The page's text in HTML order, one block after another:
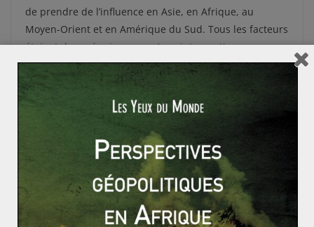
de prendre de l’influence en Asie, en Afrique, au
Moyen-Orient et en Amérique du Sud. Tous les facteurs
étaient donc réunis pour qu’une intervention russe en
Syrie reste limitée en terme de durée.
Si l’objectif de la sauvegarde du régime al-Assad est
atteint, la Russie semble porter beaucoup d’espoir dans
le cessez-le-feu actuel. On peut même parler de vrai
coup de poker, puisque si la guerre venait à reprendre
et sans le soutien russe, l’armée gouvernementale
risquerait de perdre les territoires acquis. Et Moscou
de voir six mois d’interventions annihilés. Nous
pouvons donc reprendre les paroles du directeur de la